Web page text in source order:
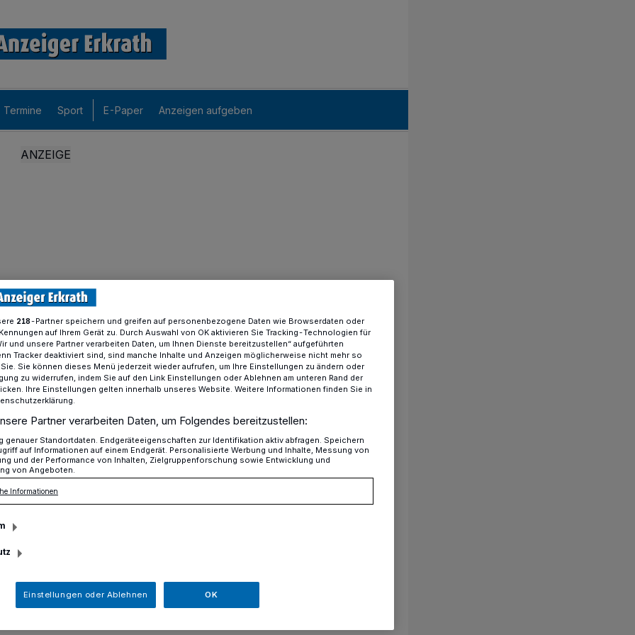
Termine Sport E-Paper Anzeigen aufgeben
zum Ausbilder
in den Beruf
zum
präsentieren sich immer
Hier finden Schülerinnen und Schüler
ihnen passt.
218-Partner speichern und greifen auf personenbezogene Daten wie Browserdaten oder
auf Ihrem Gerät zu. Durch Auswahl von OK aktivieren Sie Tracking-Technologien für
und unsere Partner verarbeiten Daten, um Ihnen Dienste bereitzustellen“ aufgeführten
Tracker deaktiviert sind, sind manche Inhalte und Anzeigen möglicherweise nicht mehr so
Sie können dieses Menü jederzeit wieder aufrufen, um Ihre Einstellungen zu ändern oder
zu widerrufen, indem Sie auf den Link Einstellungen oder Ablehnen am unteren Rand der
Ihre Einstellungen gelten innerhalb unseres Website. Weitere Informationen finden Sie in
Partner verarbeiten Daten, um Folgendes bereitzustellen:
genauer Standortdaten. Endgeräteeigenschaften zur Identifikation aktiv abfragen. Speichern
auf Informationen auf einem Endgerät. Personalisierte Werbung und Inhalte, Messung von
und der Performance von Inhalten, Zielgruppenforschung sowie Entwicklung und
von Angeboten.
Informationen
Einstellungen oder Ablehnen OK